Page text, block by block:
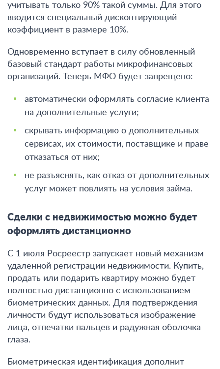
учитывать только 90% такой суммы. Для этого
вводится специальный дисконтирующий
коэффициент в размере 10%.
Одновременно вступает в силу обновленный
базовый стандарт работы микрофинансовых
организаций. Теперь МФО будет запрещено:
автоматически оформлять согласие клиента
на дополнительные услуги;
скрывать информацию о дополнительных
сервисах, их стоимости, поставщике и праве
отказаться от них;
не разъяснять, как отказ от дополнительных
услуг может повлиять на условия займа.
Сделки с недвижимостью можно будет
оформлять дистанционно
С 1 июля Росреестр запускает новый механизм
удаленной регистрации недвижимости. Купить,
продать или подарить квартиру можно будет
полностью дистанционно с использованием
биометрических данных. Для подтверждения
личности будут использоваться изображение
лица, отпечатки пальцев и радужная оболочка
глаза.
Биометрическая идентификация дополнит